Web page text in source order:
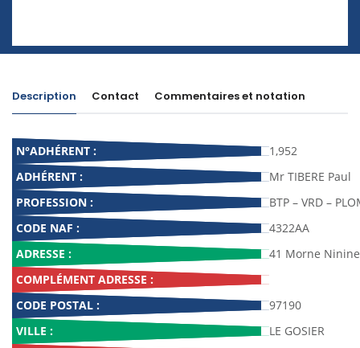
Description Contact Commentaires et notation
N°ADHÉRENT :
1,952
ADHÉRENT :
Mr TIBERE Paul
PROFESSION :
BTP – VRD –
CODE NAF :
4322AA
ADRESSE :
41 Morne
COMPLÉMENT ADRESSE :
CODE POSTAL :
97190
VILLE :
LE GOSIER